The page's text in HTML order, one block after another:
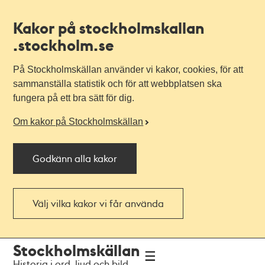
Kakor på stockholmskallan
.stockholm.se
På Stockholmskällan använder vi kakor, cookies, för att
sammanställa statistik och för att webbplatsen ska
fungera på ett bra sätt för dig.
Om kakor på Stockholmskällan
Godkänn alla kakor
Välj vilka kakor vi får använda
navigationen
huvudinnehållet
Stockholmskällan